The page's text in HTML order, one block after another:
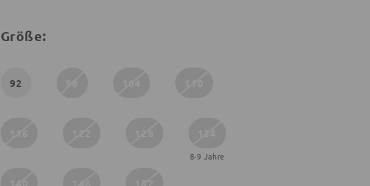
Größe:
92
8-9 Jahre